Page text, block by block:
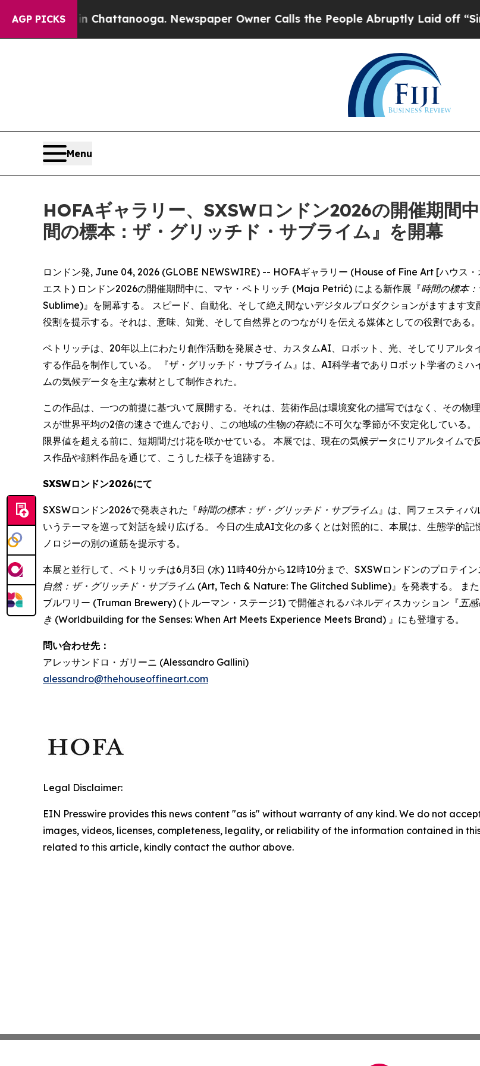
AGP PICKS
Chaos in Chattanooga. Newspaper Owner Calls the People Abruptly Laid off
Menu
HOFAギャラリー、SXSWロンドン2026の開催期間
間の標本：ザ・グリッチド・サブライム』を開幕
ロンドン発, June 04, 2026 (GLOBE NEWSWIRE) -- HOFAギャラリー (House of Fine Art [ハウス
エスト) ロンドン2026の開催期間中に、マヤ・ペトリッチ (Maja Petrić) による新作展『時間の標本
Sublime)』を開幕する。 スピード、自動化、そして絶え間ないデジタルプロダクションがますます
役割を提示する。それは、意味、知覚、そして自然界とのつながりを伝える媒体としての役割である。
ペトリッチは、20年以上にわたり創作活動を発展させ、カスタムAI、ロボット、光、そしてリアル
する作品を制作している。 『ザ・グリッチド・サブライム』は、AI科学者でありロボット学者のミ
ムの気候データを主な素材として制作された。
この作品は、一つの前提に基づいて展開する。それは、芸術作品は環境変化の描写ではなく、その物
スが世界平均の2倍の速さで進んでおり、この地域の生物の存続に不可欠な季節が不安定化している
限界値を超える前に、短期間だけ花を咲かせている。 本展では、現在の気候データにリアルタイム
ス作品や顔料作品を通じて、こうした様子を追跡する。
SXSWロンドン2026にて
SXSWロンドン2026で発表された『時間の標本：ザ・グリッチド・サブライム 』は、同フェスティバ
いうテーマを巡って対話を繰り広げる。 今日の生成AI文化の多くとは対照的に、本展は、生態学的
ノロジーの別の道筋を提示する。
本展と並行して、ペトリッチは6月3日 (水) 11時40分から12時10分まで、SXSWロンドンのプロテイ
自然：ザ・グリッチド・サブライム (Art, Tech & Nature: The Glitched Sublime)』を発表する。 ま
ブルワリー (Truman Brewery) (トルーマン・ステージ1) で開催されるパネルディスカッション『 五
き (Worldbuilding for the Senses: When Art Meets Experience Meets Brand) 』にも登壇する。
問い合わせ先：
アレッサンドロ・ガリーニ (Alessandro Gallini)
alessandro@thehouseoffineart.com
Legal Disclaimer:
EIN Presswire provides this news content "as is" without warranty of any kind. We do not
images, videos, licenses, completeness, legality, or reliability of the information contained in
related to this article, kindly contact the author above.